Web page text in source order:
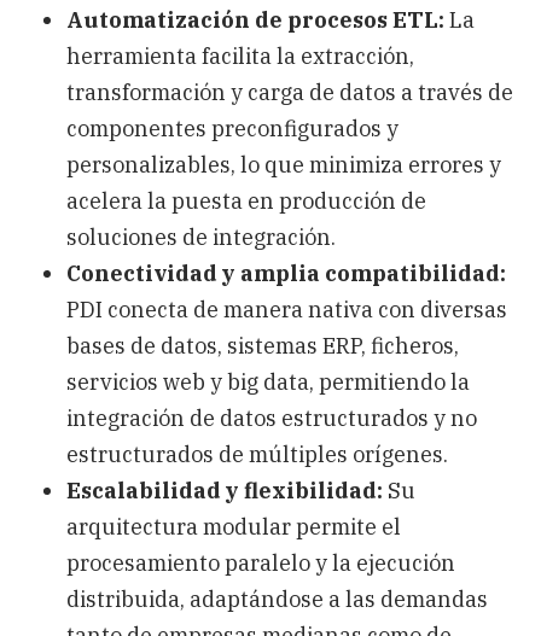
Automatización de procesos ETL: La
herramienta facilita la extracción,
transformación y carga de datos a través de
componentes preconfigurados y
personalizables, lo que minimiza errores y
acelera la puesta en producción de
soluciones de integración.
Conectividad y amplia compatibilidad:
PDI conecta de manera nativa con diversas
bases de datos, sistemas ERP, ficheros,
servicios web y big data, permitiendo la
integración de datos estructurados y no
estructurados de múltiples orígenes.
Escalabilidad y flexibilidad: Su
arquitectura modular permite el
procesamiento paralelo y la ejecución
distribuida, adaptándose a las demandas